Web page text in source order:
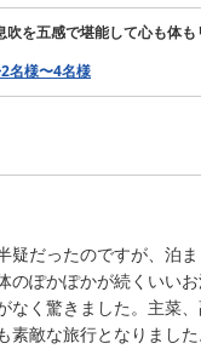
吹を五感で堪能して心も体
名様〜4名様
だったのですが、泊
ぽかぽかが続くいい
く驚きました。主菜
素敵な旅行となりまし